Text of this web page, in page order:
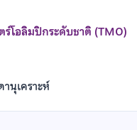
โอลิมปิกระดับชาติ (TMO)
านุเคราะห์